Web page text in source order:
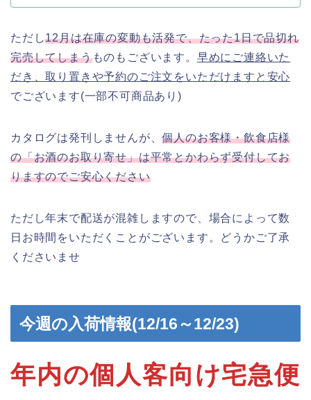
ただし12月は在庫の変動も活発で、たった1日で品切れ
完売してしまうものもございます。 早めにご連絡いた
だき、取り置きや予約のご注文をいただけますと安心
でございます(一部不可商品あり)
カタログは発刊しませんが、個人のお客様・飲食店様
の「お酒のお取り寄せ」は平常とかわらず受付してお
りますのでご安心ください
ただし年末で配送が混雑しますので、場合によって数
日お時間をいただくことがございます。どうかご了承
くださいませ
今週の入荷情報(12/16～12/23)
年内の個人客向け宅急便